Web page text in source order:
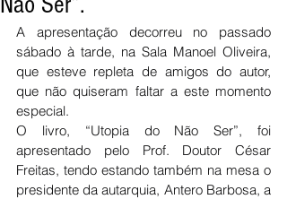
A apresentação decorreu no passado
sábado à tarde, na Sala Manoel Oliveira,
que esteve repleta de amigos do autor,
que não quiseram faltar a este momento
especial.
O livro, “Utopia do Não Ser”, foi
apresentado pelo Prof. Doutor César
Freitas, tendo estando também na mesa o
presidente da autarquia, Antero Barbosa, a